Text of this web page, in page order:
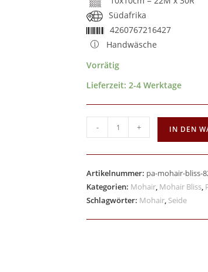
Südafrika
4260767216427
Handwäsche
Vorrätig
Lieferzeit:2-4 Werktage
- + IN DEN
Artikelnummer: pa-mohair-bliss-
Kategorien: Mohair, Mohair Bliss,
Schlagwörter: Mohair, Seide